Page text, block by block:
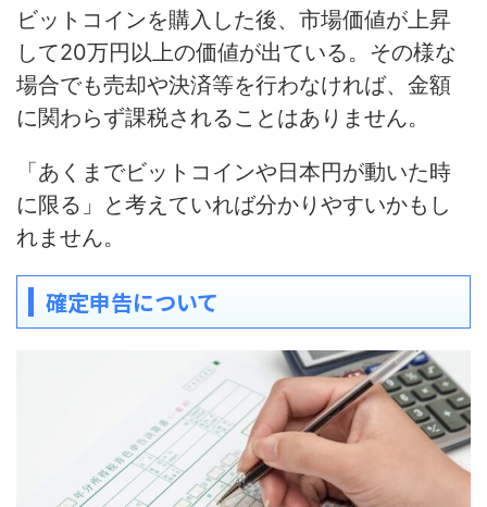
ビットコインを購入した後、市場価値が上昇
して20万円以上の価値が出ている。その様な
場合でも売却や決済等を行わなければ、 金額
に関わらず課税されることはありません。
「あくまでビットコインや日本円が動いた時
に限る」と考えていれば分かりやすいかもし
れません。
確定申告について